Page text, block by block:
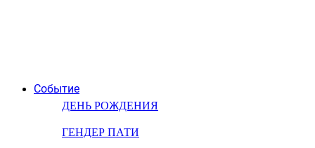
Событие
ДЕНЬ РОЖДЕНИЯ
ГЕНДЕР ПАТИ